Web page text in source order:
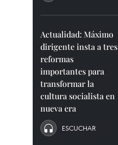
Actualidad: Máximo
dirigente insta a tres
reformas
importantes para
transformar la
cultura socialista en
nueva era
ESCUCHAR